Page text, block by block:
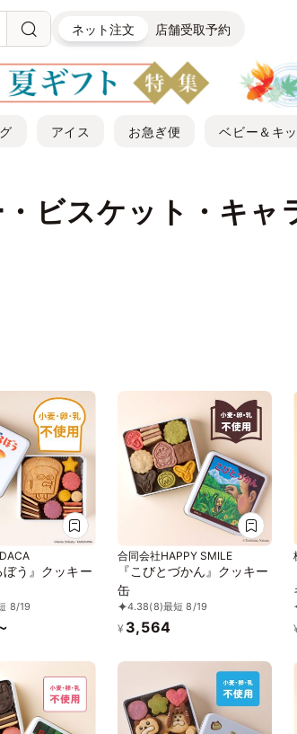
ネット注文 店舗受取予約
アイス お急ぎ便 ベビー＆キ
ビスケット・キャ
ぼう』クッキー
8/19
合同会社HAPPY SMILE
『こびとづかん』クッキー
缶
4.38(8)最短 8/19
¥ 3,564